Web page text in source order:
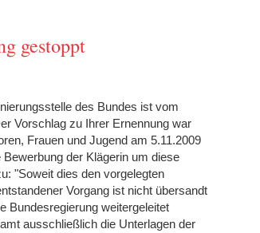
gestoppt
des Bundes ist vom
Vorschlag zu Ihrer Ernennung war
Frauen und Jugend am 5.11.2009
der Klägerin um diese
"Soweit dies den vorgelegten
Vorgang ist nicht übersandt
Bundesregierung weitergeleitet
ausschließlich die Unterlagen der